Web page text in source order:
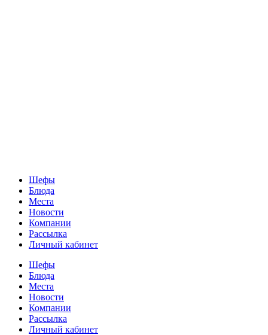
Шефы
Блюда
Места
Новости
Компании
Рассылка
Личный кабинет
Шефы
Блюда
Места
Новости
Компании
Рассылка
Личный кабинет